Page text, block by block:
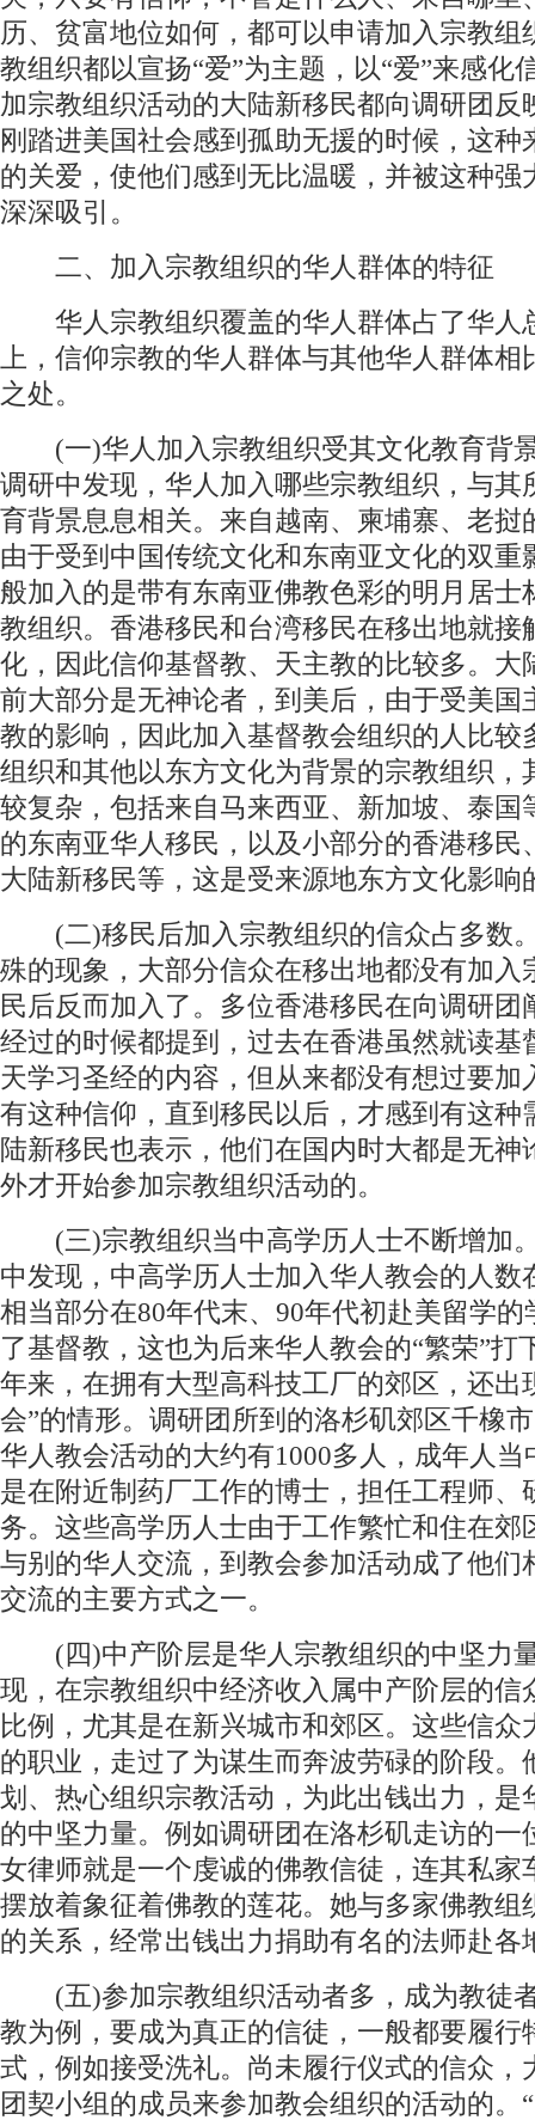
历、贫富地位如何，都可以申请加入宗教组
教组织都以宣扬“爱”为主题，以“爱”来感化
加宗教组织活动的大陆新移民都向调研团反
刚踏进美国社会感到孤助无援的时候，这种
的关爱，使他们感到无比温暖，并被这种强
深深吸引。
二、加入宗教组织的华人群体的特征
华人宗教组织覆盖的华人群体占了华人
上，信仰宗教的华人群体与其他华人群体相
之处。
(一)华人加入宗教组织受其文化教育背
调研中发现，华人加入哪些宗教组织，与其
育背景息息相关。来自越南、柬埔寨、老挝
由于受到中国传统文化和东南亚文化的双重
般加入的是带有东南亚佛教色彩的明月居士
教组织。香港移民和台湾移民在移出地就接
化，因此信仰基督教、天主教的比较多。大
前大部分是无神论者，到美后，由于受美国
教的影响，因此加入基督教会组织的人比较
组织和其他以东方文化为背景的宗教组织，
较复杂，包括来自马来西亚、新加坡、泰国
的东南亚华人移民，以及小部分的香港移民
大陆新移民等，这是受来源地东方文化影响
(二)移民后加入宗教组织的信众占多数
殊的现象，大部分信众在移出地都没有加入
民后反而加入了。多位香港移民在向调研团
经过的时候都提到，过去在香港虽然就读基
天学习圣经的内容，但从来都没有想过要加
有这种信仰，直到移民以后，才感到有这种
陆新移民也表示，他们在国内时大都是无神
外才开始参加宗教组织活动的。
(三)宗教组织当中高学历人士不断增加
中发现，中高学历人士加入华人教会的人数
相当部分在80年代末、90年代初赴美留学的
了基督教，这也为后来华人教会的“繁荣”打
年来，在拥有大型高科技工厂的郊区，还出
会”的情形。调研团所到的洛杉矶郊区千橡
华人教会活动的大约有1000多人，成年人当
是在附近制药厂工作的博士，担任工程师、
务。这些高学历人士由于工作繁忙和住在郊
与别的华人交流，到教会参加活动成了他们
交流的主要方式之一。
(四)中产阶层是华人宗教组织的中坚力
现，在宗教组织中经济收入属中产阶层的信
比例，尤其是在新兴城市和郊区。这些信众
的职业，走过了为谋生而奔波劳碌的阶段。
划、热心组织宗教活动，为此出钱出力，是
的中坚力量。例如调研团在洛杉矶走访的一
女律师就是一个虔诚的佛教信徒，连其私家
摆放着象征着佛教的莲花。她与多家佛教组
的关系，经常出钱出力捐助有名的法师赴各
(五)参加宗教组织活动者多，成为教徒
教为例，要成为真正的信徒，一般都要履行
式，例如接受洗礼。尚未履行仪式的信众，
团契小组的成员来参加教会组织的活动的。